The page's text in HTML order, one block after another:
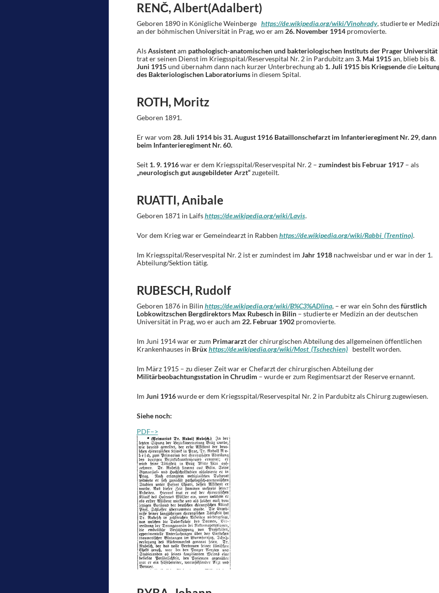
RENČ, Albert(Adalbert)
Geboren 1890 in Königliche Weinberge https://de.wikipedia.org/wiki/Vinohrady, studierte er
an der böhmischen Universität in Prag, wo er am 26. November 1914promovierte.
AlsAssistentam pathologisch-anatomischen und bakteriologischen Instituts der Prager Universität
trat er seinen Dienst im Kriegsspital/Reservespital Nr. 2 in Pardubitz am 3. Mai 1915an, blieb bis8.
Juni 1915und übernahm dann nach kurzer Unterbrechung ab 1. Juli 1915 bis Kriegsendedie
des Bakteriologischen Laboratoriumsin diesem Spital.
ROTH, Moritz
Geboren 1891.
Er war vom 28. Juli 1914 bis 31. August 1916 Bataillonschefarzt im Infanterieregiment Nr. 29, dann
beim Infanterieregiment Nr. 60.
Seit 1. 9. 1916war er dem Kriegsspital/Reservespital Nr. 2 – zumindest bis Februar 1917– als
„neurologisch gut ausgebildeter Arzt“zugeteilt.
RUATTI, Anibale
Geboren 1871 in Laifshttps://de.wikipedia.org/wiki/Lavis.
Vor dem Krieg war er Gemeindearzt in Rabben https://de.wikipedia.org/wiki/Rabbi_(Trentino).
Im Kriegsspital/Reservespital Nr. 2 ist er zumindest im Jahr 1918nachweisbar und er war in der 1.
Abteilung/Sektion tätig.
RUBESCH, Rudolf
Geboren 1876 in Bilin https://de.wikipedia.org/wiki/B%C3%ADlina, – er war ein Sohn desfürstlich
Lobkowitzschen Bergdirektors Max Rubesch in Bilin– studierte er Medizin an der deutschen
Universität in Prag, wo er auch am 22. Februar 1902promovierte.
Im Juni 1914 war er zum Primararztder chirurgischen Abteilung des allgemeinen öffentlichen
Krankenhauses in Brüx https://de.wikipedia.org/wiki/Most_(Tschechien)bestellt worden.
Im März 1915 – zu dieser Zeit war er Chefarzt der chirurgischen Abteilung der
Militärbeobachtungsstation in Chrudim – wurde er zum Regimentsarzt der Reserve ernannt.
Im Juni 1916wurde er dem Kriegsspital/Reservespital Nr. 2 in Pardubitz als Chirurg zugewiesen.
Siehe noch:
PDF–>